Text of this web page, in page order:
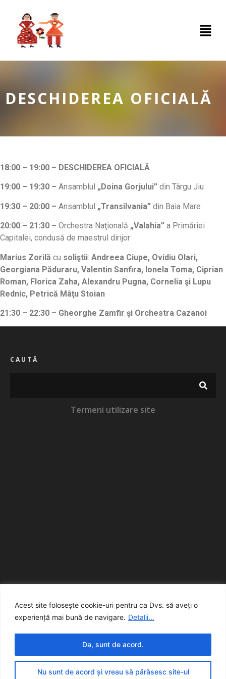
Acest site folosește cookie-uri pentru ca Dvs. să aveți o
experiență mai bună de navigare. Detalii...
Nu sunt de acord și vreau să părăsesc site-ul
Da, sunt de acord.
DESCHIDEREA OFICIALĂ
18:00 – 19:00 – DESCHIDEREA OFICIALĂ
19:00 – 19:30 – Ansamblul „Doina Gorjului” din Târgu Jiu
19:30 – 20:00 – Ansamblul „Transilvania” din Baia Mare
20:00 – 21:30 – Orchestra Naţională „Valahia” a Primăriei
Capitalei, condusă de maestrul dirijor
Marius Zorilă cu soliştii: Andreea Ciupe, Ovidiu Olari,
Georgiana Păduraru, Valentin Sanfira, Ionela Toma, Ciprian
Roman, Florica Zaha, Alexandru Pugna, Cornelia şi Lupu
Rednic, Petrică Mâţu Stoian
21:30 – 22:30 – Gheorghe Zamfir şi Orchestra Cazanoi
CAUTĂ
Termeni utilizare site
creart Contact